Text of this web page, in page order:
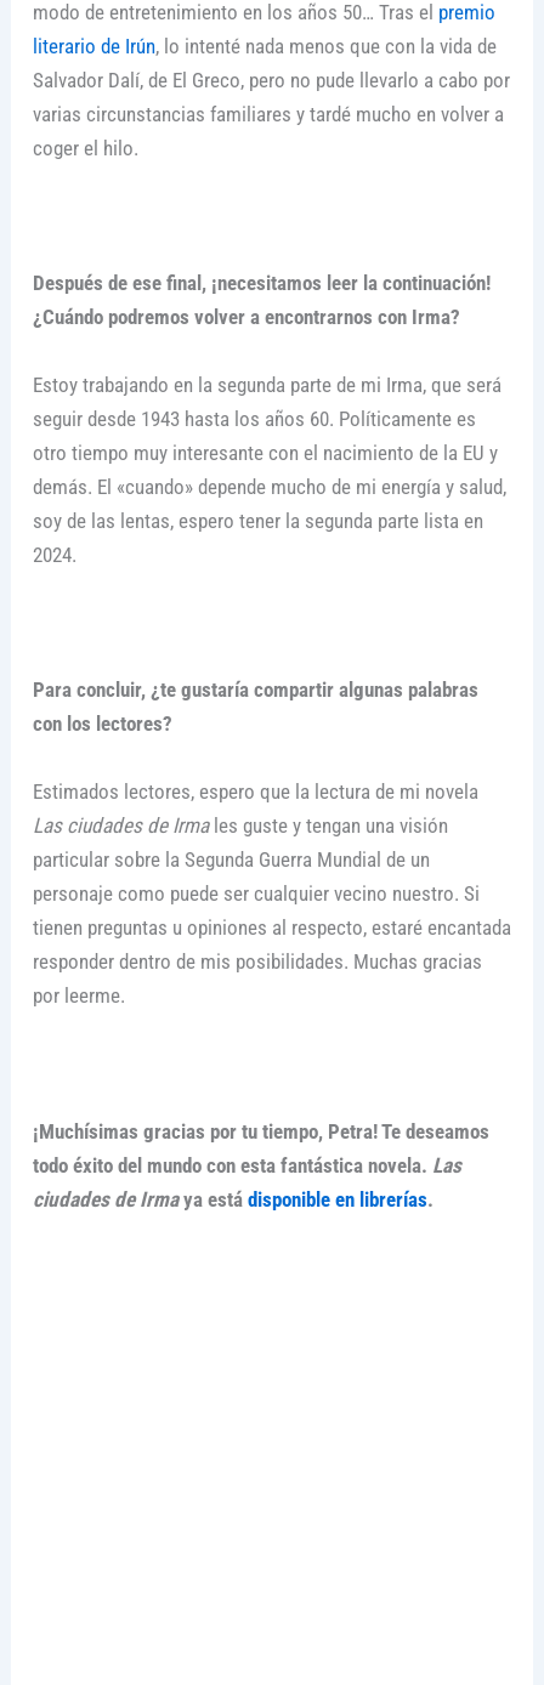
modo de entretenimiento en los años 50… Tras el premio
literario de Irún, lo intenté nada menos que con la vida de
Salvador Dalí, de El Greco, pero no pude llevarlo a cabo por
varias circunstancias familiares y tardé mucho en volver a
coger el hilo.
Después de ese final, ¡necesitamos leer la continuación!
¿Cuándo podremos volver a encontrarnos con Irma?
Estoy trabajando en la segunda parte de mi Irma, que será
seguir desde 1943 hasta los años 60. Políticamente es
otro tiempo muy interesante con el nacimiento de la EU y
demás. El «cuando» depende mucho de mi energía y salud,
soy de las lentas, espero tener la segunda parte lista en
2024.
Para concluir, ¿te gustaría compartir algunas palabras
con los lectores?
Estimados lectores, espero que la lectura de mi novela
Las ciudades de Irmales guste y tengan una visión
particular sobre la Segunda Guerra Mundial de un
personaje como puede ser cualquier vecino nuestro. Si
tienen preguntas u opiniones al respecto, estaré encantada
responder dentro de mis posibilidades. Muchas gracias
por leerme.
¡Muchísimas gracias por tu tiempo, Petra! Te deseamos
todo éxito del mundo con esta fantástica novela. Las
ciudades de Irmaya está disponible en librerías.